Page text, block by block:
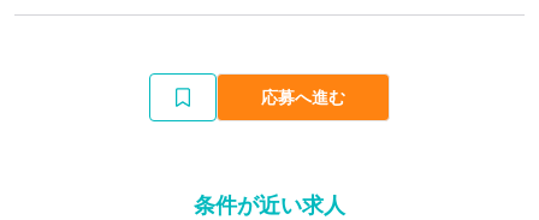
応募へ進む
条件が近い求人